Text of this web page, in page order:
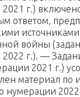
г.)
ответом,
войны
г.). —
2021 г.)
материал по
нумерации 2022